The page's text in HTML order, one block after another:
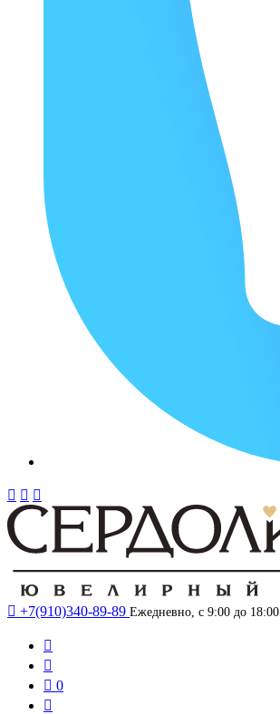
  
 +7(910)340-89-89 Ежедневно, с 9:00 до 18:00


 0
